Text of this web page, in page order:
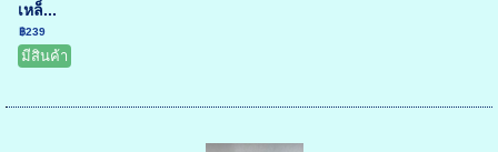
เหล็...
฿239
มีสินค้า